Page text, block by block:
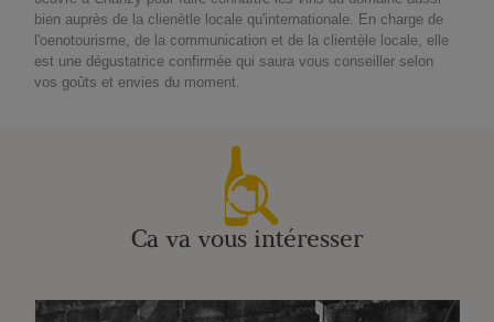
bien auprès de la clienètle locale qu'internationale. En charge de
l'oenotourisme, de la communication et de la clientèle locale, elle
est une dégustatrice confirmée qui saura vous conseiller selon
vos goûts et envies du moment.
Ca va vous intéresser